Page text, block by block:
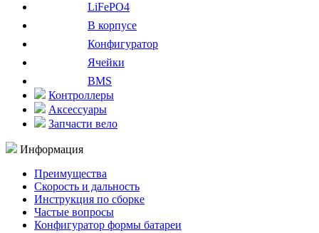
LiFePO4
В корпусе
Конфигуратор
Ячейки
BMS
Контроллеры
Аксессуары
Запчасти вело
Информация
Преимущества
Скорость и дальность
Инструкция по сборке
Частые вопросы
Конфигуратор формы батареи